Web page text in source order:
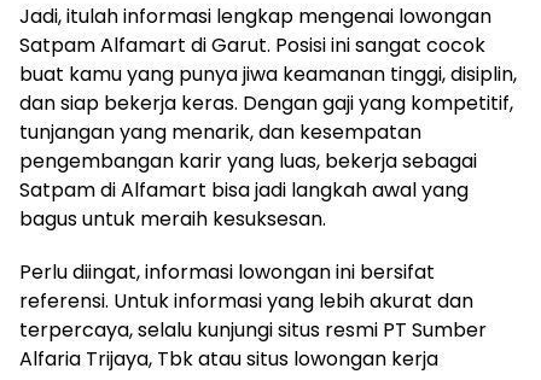
Jadi, itulah informasi lengkap mengenai lowongan
Satpam Alfamart di Garut. Posisi ini sangat cocok
buat kamu yang punya jiwa keamanan tinggi, disiplin,
dan siap bekerja keras. Dengan gaji yang kompetitif,
tunjangan yang menarik, dan kesempatan
pengembangan karir yang luas, bekerja sebagai
Satpam di Alfamart bisa jadi langkah awal yang
bagus untuk meraih kesuksesan.
Perlu diingat, informasi lowongan ini bersifat
referensi. Untuk informasi yang lebih akurat dan
terpercaya, selalu kunjungi situs resmi PT Sumber
Alfaria Trijaya, Tbk atau situs lowongan kerja